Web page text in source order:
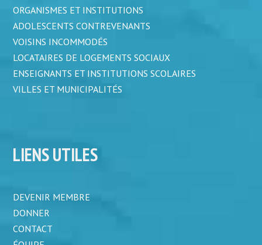
ORGANISMES ET INSTITUTIONS
ADOLESCENTS CONTREVENANTS
VOISINS INCOMMODÉS
LOCATAIRES DE LOGEMENTS SOCIAUX
ENSEIGNANTS ET INSTITUTIONS SCOLAIRES
VILLES ET MUNICIPALITÉS
LIENS UTILES
DEVENIR MEMBRE
DONNER
CONTACT